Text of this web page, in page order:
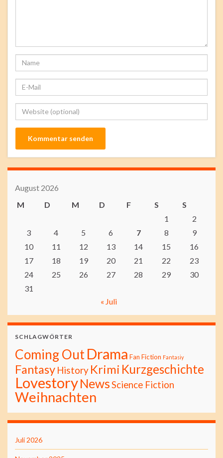
August 2026
M
D M D F S
S
1
2
3
4 5 6 7 8
9
10
11 12 13 14 15
16
17
18 19 20 21 22
23
24
25 26 27 28 29
30
31
« Juli
SCHLAGWÖRTER
Coming OutDrama Fan Fiction Fantasiy
Fantasy History Krimi Kurzgeschichte
LovestoryNewsScience Fiction
Weihnachten
Juli 2026